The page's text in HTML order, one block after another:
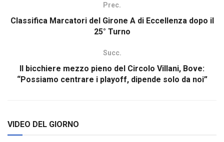
Prec.
Classifica Marcatori del Girone A di Eccellenza dopo il
25° Turno
Succ.
Il bicchiere mezzo pieno del Circolo Villani, Bove:
“Possiamo centrare i playoff, dipende solo da noi”
VIDEO DEL GIORNO